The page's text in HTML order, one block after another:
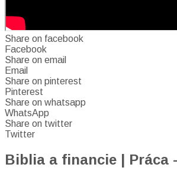
Share on facebook
Facebook
Share on email
Email
Share on pinterest
Pinterest
Share on whatsapp
WhatsApp
Share on twitter
Twitter
Biblia a financie | Práca